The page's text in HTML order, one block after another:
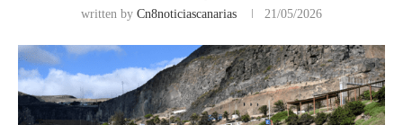
written by Cn8noticiascanarias 21/05/2026